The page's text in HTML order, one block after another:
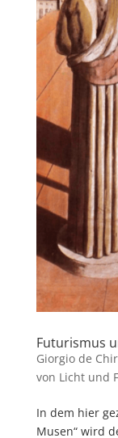
Futurismus
Giorgio de
von Licht und
In dem hier
Musen“ wird